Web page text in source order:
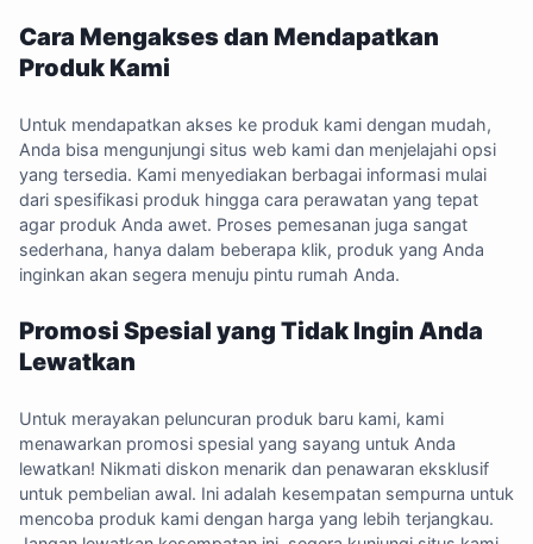
Cara Mengakses dan Mendapatkan
Produk Kami
Untuk mendapatkan akses ke produk kami dengan mudah,
Anda bisa mengunjungi situs web kami dan menjelajahi opsi
yang tersedia. Kami menyediakan berbagai informasi mulai
dari spesifikasi produk hingga cara perawatan yang tepat
agar produk Anda awet. Proses pemesanan juga sangat
sederhana, hanya dalam beberapa klik, produk yang Anda
inginkan akan segera menuju pintu rumah Anda.
Promosi Spesial yang Tidak Ingin Anda
Lewatkan
Untuk merayakan peluncuran produk baru kami, kami
menawarkan promosi spesial yang sayang untuk Anda
lewatkan! Nikmati diskon menarik dan penawaran eksklusif
untuk pembelian awal. Ini adalah kesempatan sempurna untuk
mencoba produk kami dengan harga yang lebih terjangkau.